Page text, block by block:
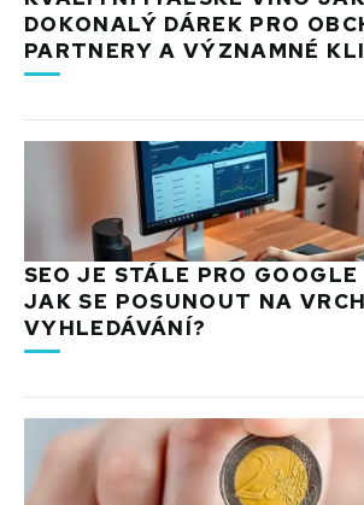
DOKONALÝ DÁREK PRO
PARTNERY A VÝZNAMNÉ
SEO JE STÁLE PRO
JAK SE POSUNOUT NA
VYHLEDÁVÁNÍ?